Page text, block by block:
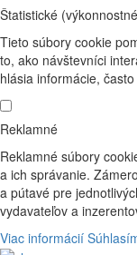
Štatistické
Tieto súbory cookie
to, ako návštevníci
hlásia informácie,
Reklamné
Reklamné súbory
a ich správanie.
a pútavé pre
vydavateľov a
Viac informácií